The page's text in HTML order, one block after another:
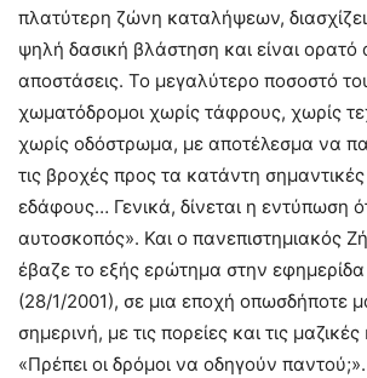
πλατύτερη ζώνη καταλήψεων,
ψηλή δασική βλάστηση και είναι ορατό
αποστάσεις. Το μεγαλύτερο ποσοστό
χωματόδρομοι χωρίς τάφρους, χωρίς
χωρίς οδόστρωμα, με αποτέλεσμα να
τις βροχές προς τα κατάντη
εδάφους… Γενικά, δίνεται η εντύπωση
αυτοσκοπός». Και ο πανεπιστημιακός
έβαζε το εξής ερώτημα στην εφημερίδα
(28/1/2001), σε μια εποχή οπωσδήποτε
σημερινή, με τις πορείες και τις μαζικές
«Πρέπει οι δρόμοι να οδηγούν